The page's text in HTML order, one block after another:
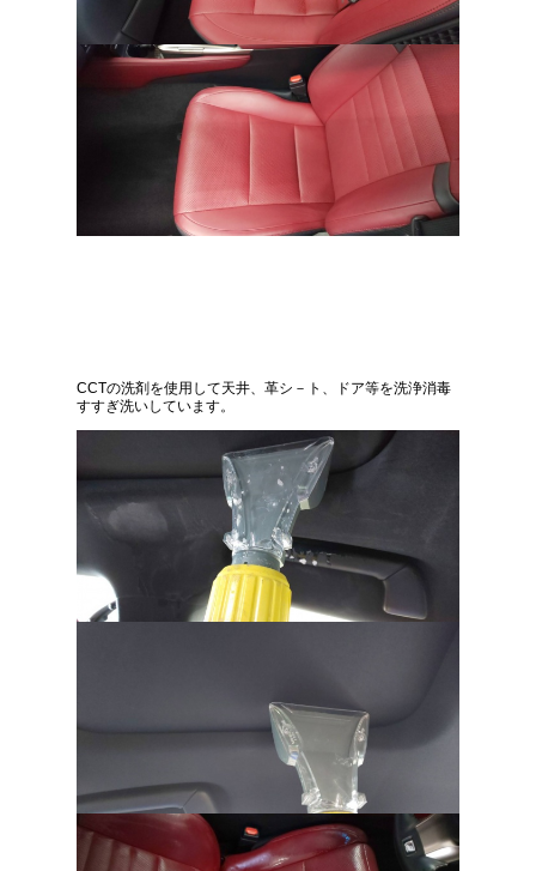
CCTの洗剤を使用して天井、革シ－ト、ドア等を洗浄消毒
すすぎ洗いしています。